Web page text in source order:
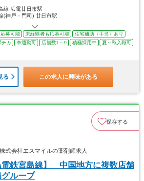
線 広電廿日市駅
(神戸－門司) 廿日市駅
募可能 未経験者も応募可能
住宅補助（手当）あり
チカ 車通勤可 店舗数1～9 積極採用中
夏～秋入職可
る この求人に興味がある
保存する
式会社エスマイルの薬剤師求人
電鉄宮島線】 中国地方に複数店舗
ループ